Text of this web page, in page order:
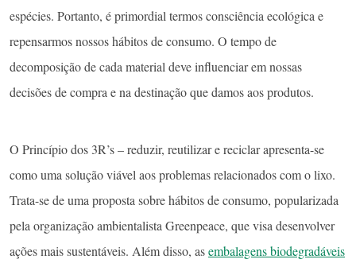
espécies. Portanto, é primordial termos consciência ecológica e
repensarmos nossos hábitos de consumo. O tempo de
decomposição de cada material deve influenciar em nossas
decisões de compra e na destinação que damos aos produtos.
O Princípio dos 3R’s – reduzir, reutilizar e reciclar apresenta-se
como uma solução viável aos problemas relacionados com o lixo.
Trata-se de uma proposta sobre hábitos de consumo, popularizada
pela organização ambientalista Greenpeace, que visa desenvolver
ações mais sustentáveis. Além disso, asembalagens biodegradáveis